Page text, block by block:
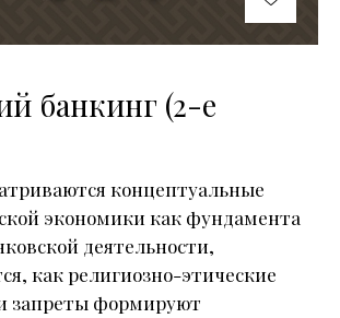
банкинг (2-е
концептуальные
экономики как фундамента
деятельности,
как религиозно-этические
запреты формируют